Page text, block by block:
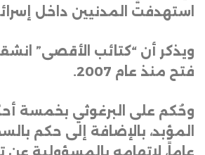
استهدفت المدنيين داخل
ويذكر أن “كتائب الأقصى”
فتح منذ عام 2007
.
وحُكم على البرغوثي بخمسة